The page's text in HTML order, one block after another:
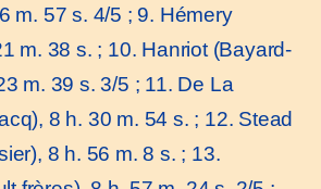
m. 57 s. 4/5 ; 9. Hémery
m. 38 s. ; 10. Hanriot (Bayard-
m. 39 s. 3/5 ; 11. De La
8 h. 30 m. 54 s. ; 12. Stead
8 h. 56 m. 8 s. ; 13.